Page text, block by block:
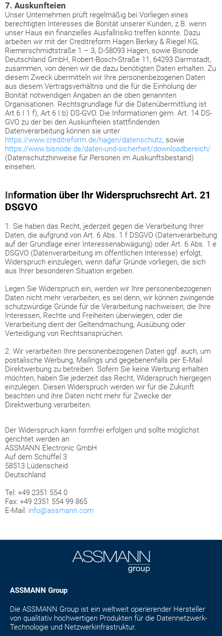
7. Auskunfteien
Unser Unternehmen prüft regelmäßig bei Vorliegen eines
berechtigten Interesses die Bonität unserer Kunden, z.B. wenn
unser Haus ein finanzielles Ausfallrisiko treffen könnte. Dazu
arbeiten wir mit der Creditreform Hagen Berkey & Riegel KG,
Riemerschmidtstraße 1 – 3, D-58093 Hagen, sowie Bisnode
Deutschland GmbH, Robert-Bosch-Straße 11, 64293 Darmstadt,
zusammen, von denen wir die dazu benötigten Daten erhalten. Zu
diesem Zweck übermitteln wir Ihre personenbezogenen Daten
aus diesem Vertragsverhältnis und die für die Einholung der
Bonität notwendigen Angaben an die oben genannten
Organisationen. Rechtsgrundlage für die Datenübermittlung ist
Art 6 I 1 f), Art 6 I b) DS-GVO. Die Informationen gem. Art. 14 DS-
GVO zu der bei den Auskunfteien stattfindenden
Datenverarbeitung können sie unter
https://www.creditreform.de/hagen/datenschutz, sowie
https://www.bisnode.de/daten-und-sicherheit/downloadbereich/
(Datenschutzhinweise für Personen im Auskunftsbestand)
einsehen.
Information über Ihr Widerspruchsrecht Art. 21
DSGVO
1. Sie haben das Recht, jederzeit gegen die Verarbeitung Ihrer
Daten, die aufgrund von Art. 6 Abs. 1 f DSGVO (Datenverarbeitung
auf der Grundlage einer Interessenabwägung) oder Art. 6 Abs. 1 e
DSGVO (Datenverarbeitung im öffentlichen Interesse) erfolgt,
Widerspruch einzulegen, wenn dafür Gründe vorliegen, die sich
aus Ihrer besonderen Situation ergeben.
Legen Sie Widerspruch ein, werden wir Ihre personenbezogenen
Daten nicht mehr verarbeiten, es sei denn, wir können zwingende
schutzwürdige Gründe für die Verarbeitung nachweisen, die Ihre
Interessen, Rechte und Freiheiten überwiegen, oder die
Verarbeitung dient der Geltendmachung, Ausübung oder
Verteidigung von Rechtsansprüchen.
2. Wir verarbeiten Ihre personenbezogenen Daten ggf. auch, um
postalische Werbung, Mailings und gegebenenfalls per E-Mail
Direktwerbung zu betreiben. Sofern Sie keine Werbung erhalten
möchten, haben Sie jederzeit das Recht, Widerspruch hiergegen
einzulegen. Diesen Widerspruch werden wir für die Zukunft
beachten und ihre Daten nicht mehr für Zwecke der
Direktwerbung verarbeiten.
Der Widerspruch kann formfrei erfolgen und sollte möglichst
gerichtet werden an
ASSMANN Electronic GmbH
Auf dem Schüffel 3
58513 Lüdenscheid
Deutschland
Tel: +49 2351 554 0
Fax: +49 2351 554 99 865
E-Mail: info@assmann.com
ASSMANN Group
Die ASSMANN Group ist ein weltweit operierender Hersteller
von qualitativ hochwertigen Produkten für die Datennetzwerk-
Technologie und Netzwerkinfrastruktur.